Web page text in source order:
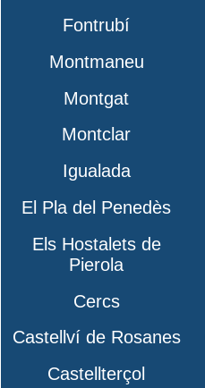
Fontrubí
Montmaneu
Montgat
Montclar
Igualada
El Pla del Penedès
Els Hostalets de
Pierola
Cercs
Castellví de Rosanes
Castellterçol